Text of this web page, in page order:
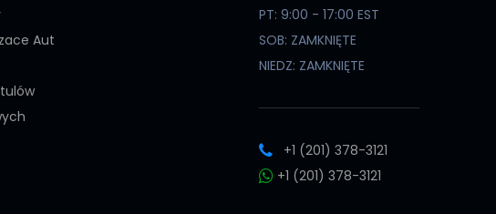
Aut
PT: 9:00 - 17:00 EST
SOB: ZAMKNIĘTE
NIEDZ: ZAMKNIĘTE
+1 (201) 378-3121
+1 (201) 378-3121